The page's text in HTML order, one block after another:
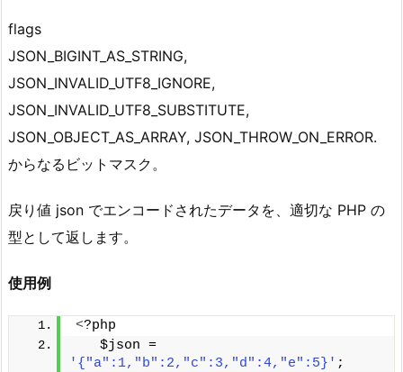
flags
JSON_BIGINT_AS_STRING,
JSON_INVALID_UTF8_IGNORE,
JSON_INVALID_UTF8_SUBSTITUTE,
JSON_OBJECT_AS_ARRAY, JSON_THROW_ON_ERROR.
からなるビットマスク。
戻り値 json でエンコードされたデータを、適切な PHP の
型として返します。
使用例
<?php
'{"a":1,"b":2,"c":3,"d":4,"e":5}' ;